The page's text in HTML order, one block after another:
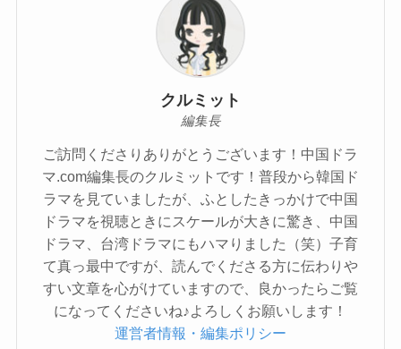
クルミット
編集長
ご訪問くださりありがとうございます！中国ドラ
マ.com編集長のクルミットです！普段から韓国ド
ラマを見ていましたが、ふとしたきっかけで中国
ドラマを視聴ときにスケールが大きに驚き、中国
ドラマ、台湾ドラマにもハマりました（笑）子育
て真っ最中ですが、読んでくださる方に伝わりや
すい文章を心がけていますので、良かったらご覧
になってくださいね♪よろしくお願いします！
運営者情報・編集ポリシー